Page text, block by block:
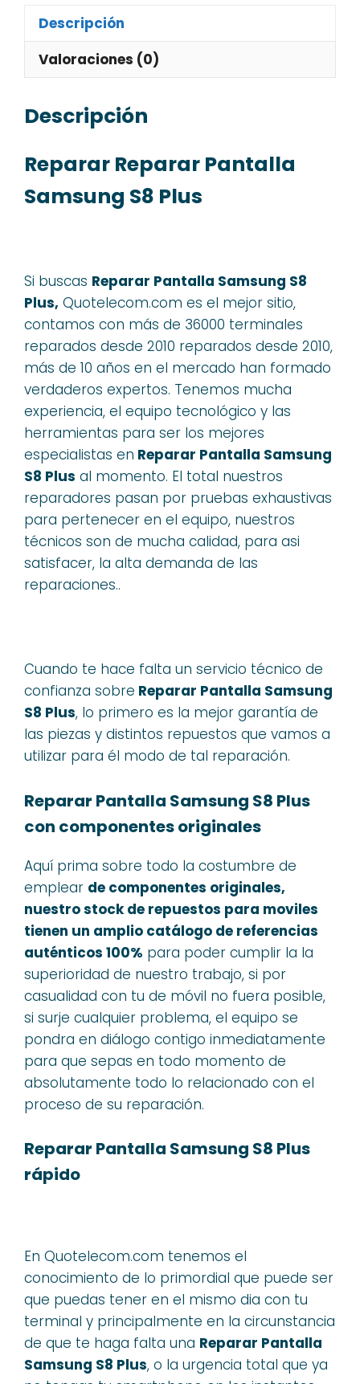
Descripción
Valoraciones (0)
Descripción
Reparar Reparar Pantalla
Samsung S8 Plus
Si buscas Reparar Pantalla Samsung S8
Plus, Quotelecom.com es el mejor sitio,
contamos con más de 36000 terminales
reparados desde 2010 reparados desde 2010,
más de 10 años en el mercado han formado
verdaderos expertos. Tenemos mucha
experiencia, el equipo tecnológico y las
herramientas para ser los mejores
especialistas en Reparar Pantalla Samsung
S8 Plus al momento. El total nuestros
reparadores pasan por pruebas exhaustivas
para pertenecer en el equipo, nuestros
técnicos son de mucha calidad, para asi
satisfacer, la alta demanda de las
reparaciones..
Cuando te hace falta un servicio técnico de
confianza sobre Reparar Pantalla Samsung
S8 Plus, lo primero es la mejor garantía de
las piezas y distintos repuestos que vamos a
utilizar para él modo de tal reparación.
Reparar Pantalla Samsung S8 Plus
con componentes originales
Aquí prima sobre todo la costumbre de
emplear de componentes originales,
nuestro stock de repuestos para moviles
tienen un amplio catálogo de referencias
auténticos 100% para poder cumplir la la
superioridad de nuestro trabajo, si por
casualidad con tu de móvil no fuera posible,
si surje cualquier problema, el equipo se
pondra en diálogo contigo inmediatamente
para que sepas en todo momento de
absolutamente todo lo relacionado con el
proceso de su reparación.
Reparar Pantalla Samsung S8 Plus
rápido
En Quotelecom.com tenemos el
conocimiento de lo primordial que puede ser
que puedas tener en el mismo dia con tu
terminal y principalmente en la circunstancia
de que te haga falta una Reparar Pantalla
Samsung S8 Plus, o la urgencia total que ya